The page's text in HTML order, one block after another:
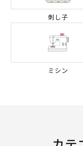
刺し子
ミシン